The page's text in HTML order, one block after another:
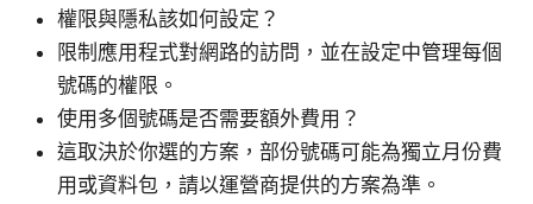
權限與隱私該如何設定？
限制應用程式對網路的訪問，並在設定中管理每個
號碼的權限。
使用多個號碼是否需要額外費用？
這取決於你選的方案，部份號碼可能為獨立月份費
用或資料包，請以運營商提供的方案為準。